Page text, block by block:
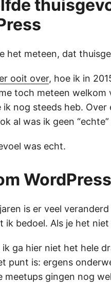
het meteen, dat
ooit over, hoe ik in
toch meteen welkom
ik nog steeds heb.
al was ik geen
was echt.
is er veel
ik bedoel. Als je het
ik ga hier niet het hele
punt is: ergens
meetups gingen nog